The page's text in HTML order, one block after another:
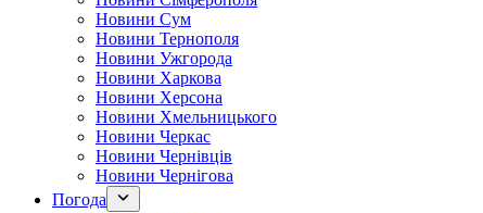
Новини Сум
Новини Тернополя
Новини Ужгорода
Новини Харкова
Новини Херсона
Новини Хмельницького
Новини Черкас
Новини Чернівців
Новини Чернігова
Погода